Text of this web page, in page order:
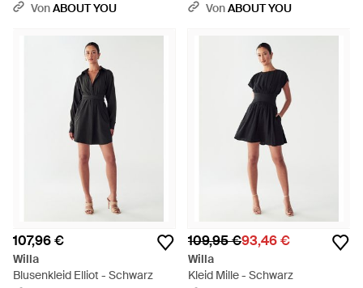
VonABOUT YOU
VonABOUT YOU
107,96 €
Willa
Blusenkleid Elliot - Schwarz
109,95 €93,46 €
Willa
Kleid Mille - Schwarz